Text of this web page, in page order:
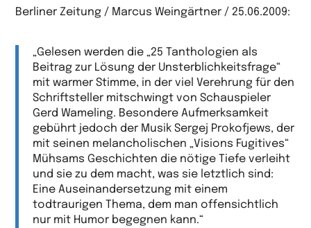
Berliner Zeitung / Marcus Weingärtner / 25.06.2009:
„Gelesen werden die „25 Tanthologien als
Beitrag zur Lösung der Unsterblichkeitsfrage“
mit warmer Stimme, in der viel Verehrung für den
Schriftsteller mitschwingt von Schauspieler
Gerd Wameling. Besondere Aufmerksamkeit
gebührt jedoch der Musik Sergej Prokofjews, der
mit seinen melancholischen „Visions Fugitives“
Mühsams Geschichten die nötige Tiefe verleiht
und sie zu dem macht, was sie letztlich sind:
Eine Auseinandersetzung mit einem
todtraurigen Thema, dem man offensichtlich
nur mit Humor begegnen kann.“